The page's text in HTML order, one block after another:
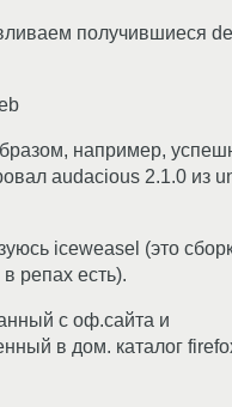
получившиеся
например,
audacious 2.1.0 из
iceweasel (это
репах есть).
с оф.сайта и
в дом. каталог